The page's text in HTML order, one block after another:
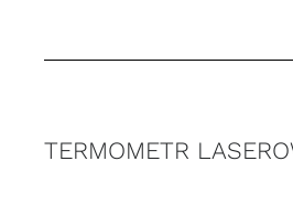
+650°C
TERMOMETR